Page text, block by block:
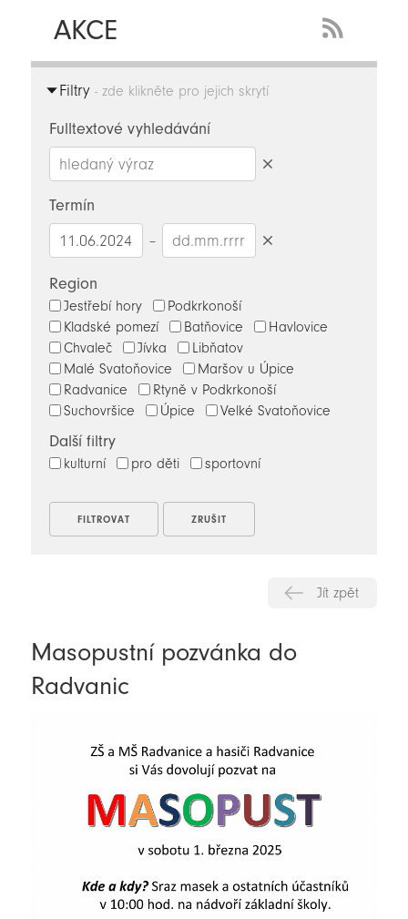
AKCE
Feed
Filtry- zde klikněte pro jejich skrytí
Fulltextové vyhledávání
Termín
–
Region
Jestřebí hory
Podkrkonoší
Kladské pomezí
Batňovice
Havlovice
Chvaleč
Jívka
Libňatov
Malé Svatoňovice
Maršov u Úpice
Radvanice
Rtyně v Podkrkonoší
Suchovršice
Úpice Velké Svatoňovice
Další filtry
kulturní pro děti sportovní
Jít zpět
Masopustní pozvánka do
Radvanic